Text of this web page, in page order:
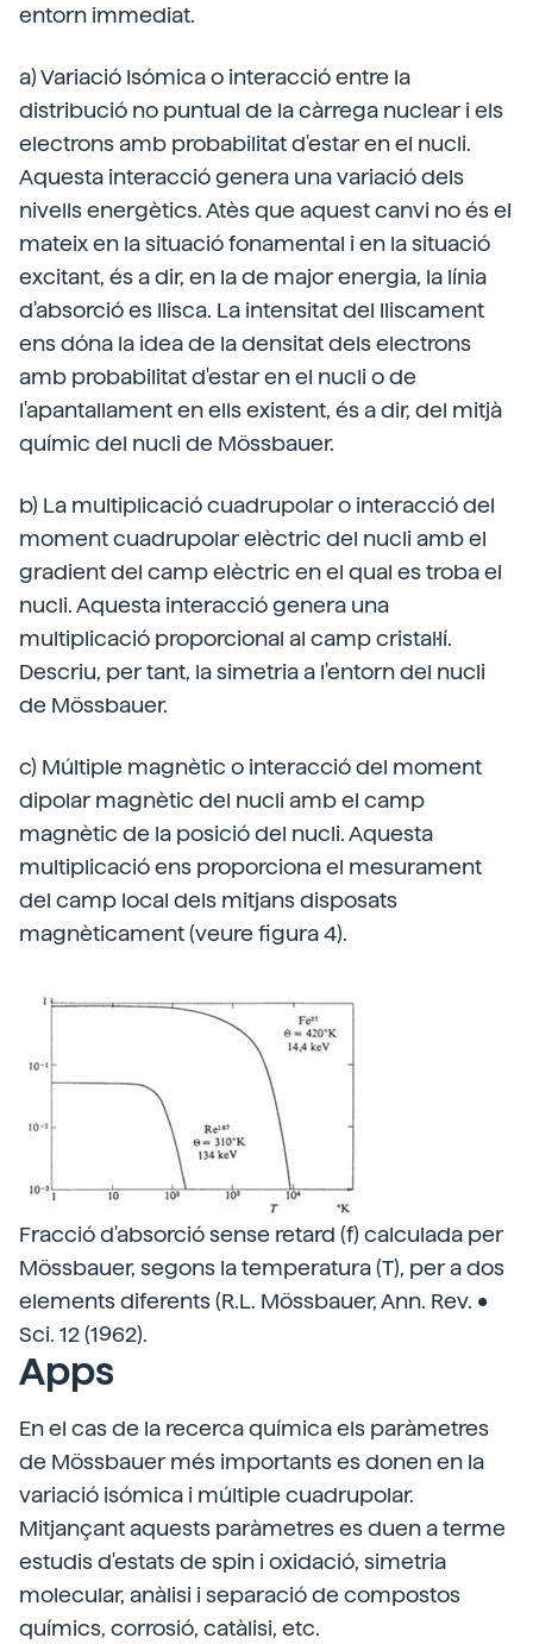
entorn immediat.
a) Variació Isómica o interacció entre la
distribució no puntual de la càrrega nuclear i els
electrons amb probabilitat d'estar en el nucli.
Aquesta interacció genera una variació dels
nivells energètics. Atès que aquest canvi no és el
mateix en la situació fonamental i en la situació
excitant, és a dir, en la de major energia, la línia
d'absorció es llisca. La intensitat del lliscament
ens dóna la idea de la densitat dels electrons
amb probabilitat d'estar en el nucli o de
l'apantallament en ells existent, és a dir, del mitjà
químic del nucli de Mössbauer.
b) La multiplicació cuadrupolar o interacció del
moment cuadrupolar elèctric del nucli amb el
gradient del camp elèctric en el qual es troba el
nucli. Aquesta interacció genera una
multiplicació proporcional al camp cristal·lí.
Descriu, per tant, la simetria a l'entorn del nucli
de Mössbauer.
c) Múltiple magnètic o interacció del moment
dipolar magnètic del nucli amb el camp
magnètic de la posició del nucli. Aquesta
multiplicació ens proporciona el mesurament
del camp local dels mitjans disposats
magnèticament (veure figura 4).
Fracció d'absorció sense retard (f) calculada per
Mössbauer, segons la temperatura (T), per a dos
elements diferents (R.L. Mössbauer, Ann. Rev. •
Sci. 12 (1962).
Apps
En el cas de la recerca química els paràmetres
de Mössbauer més importants es donen en la
variació isómica i múltiple cuadrupolar.
Mitjançant aquests paràmetres es duen a terme
estudis d'estats de spin i oxidació, simetria
molecular, anàlisi i separació de compostos
químics, corrosió, catàlisi, etc.